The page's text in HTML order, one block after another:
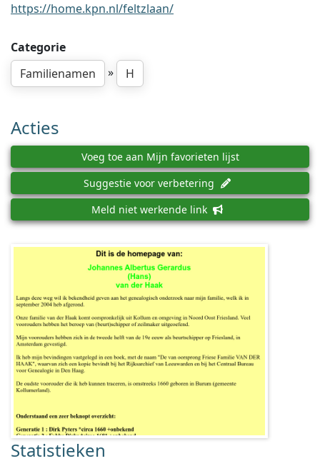
https://home.kpn.nl/feltzlaan/
Categorie
Familienamen
» H
Acties
Voeg toe aan Mijn favorieten lijst
Suggestie voor verbetering
Meld niet werkende link
Statistieken